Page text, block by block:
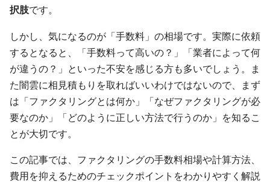
択肢です。
しかし、気になるのが「手数料」の相場です。実際に依頼
するとなると、「手数料って高いの？」「業者によって何
が違うの？」といった不安を感じる方も多いでしょう。ま
た闇雲に相見積もりを取ればいいわけではないので、まず
は「ファクタリングとは何か」「なぜファクタリングが必
要なのか」「どのように正しい方法で行うのか」を知るこ
とが大切です。
この記事では、ファクタリングの手数料相場や計算方法、
費用を抑えるためのチェックポイントをわかりやすく解説